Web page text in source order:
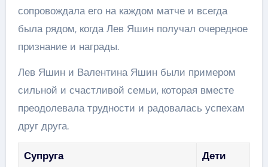
сопровождала его на каждом матче и всегда
была рядом, когда Лев Яшин получал очередное
признание и награды.
Лев Яшин и Валентина Яшин были примером
сильной и счастливой семьи, которая вместе
преодолевала трудности и радовалась успехам
друг друга.
Супруга Дети